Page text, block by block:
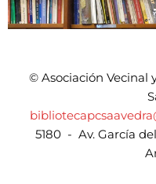
© Asociación Vecinal
5180 - Av. García